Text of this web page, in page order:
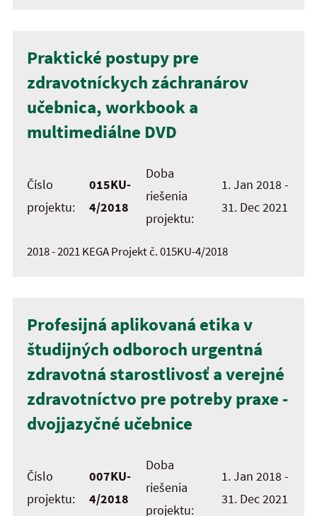
Praktické postupy pre
zdravotníckych záchranárov
učebnica, workbook a
multimediálne DVD
Číslo
projektu:
015KU-
4/2018
Doba
riešenia
projektu:
1. Jan 2018 -
31. Dec 2021
2018 - 2021 KEGA Projekt č. 015KU-4/2018
Profesijná aplikovaná etika v
študijných odboroch urgentná
zdravotná starostlivosť a verejné
zdravotníctvo pre potreby praxe -
dvojjazyčné učebnice
Číslo
projektu:
007KU-
4/2018
Doba
riešenia
projektu:
1. Jan 2018 -
31. Dec 2021